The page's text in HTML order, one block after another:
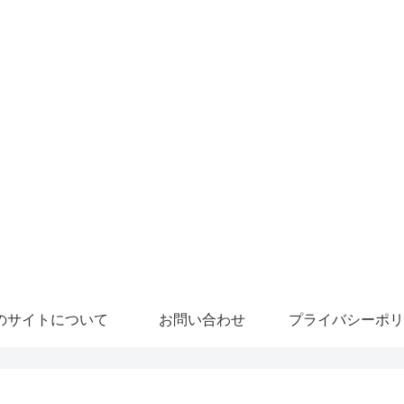
サイトについて お問い合わせ プライバシーポ